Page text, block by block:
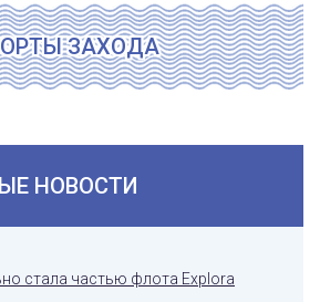
ЗАХОДА
НОВОСТИ
стала частью флота Explora